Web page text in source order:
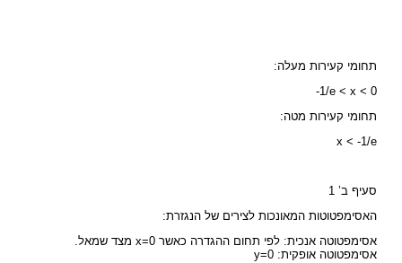
תחומי קעירות מעלה:
-1/e < x < 0
תחומי קעירות מטה:
x < -1/e
סעיף ב’ 1
האסימפטוטות המאונכות לצירים של הנגזרת:
אסימפטוטה אנכית: לפי תחום ההגדרה כאשר x=0 מצד שמאל.
אסימפטוטה אופקית: y=0